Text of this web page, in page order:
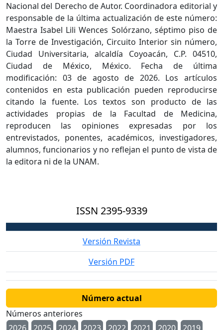
Nacional del Derecho de Autor. Coordinadora editorial y
responsable de la última actualización de este número:
Maestra Isabel Lili Wences Solórzano, séptimo piso de
la Torre de Investigación, Circuito Interior sin número,
Ciudad Universitaria, alcaldía Coyoacán, C.P. 04510,
Ciudad de México, México. Fecha de última
modificación: 03 de agosto de 2026. Los artículos
contenidos en esta publicación pueden reproducirse
citando la fuente. Los textos son producto de las
actividades propias de la Facultad de Medicina,
reproducen las opiniones expresadas por los
entrevistados, ponentes, académicos, investigadores,
alumnos, funcionarios y no reflejan el punto de vista de
la editora ni de la UNAM.
ISSN 2395-9339
Versión Revista
Versión PDF
Número actual
Números anteriores